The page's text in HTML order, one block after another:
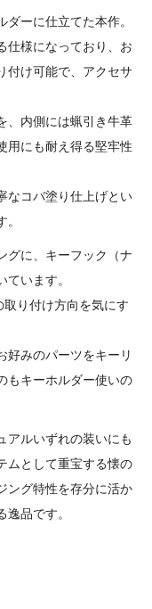
ーに仕立てた本作。
仕様になっており、お
付け可能で、アクセサ
、内側には蝋引き牛革
用にも耐え得る堅牢性
なコバ塗り仕上げとい
グに、キーフック（ナ
います。
り付け方向を気にす
好みのパーツをキーリ
もキーホルダー使いの
アルいずれの装いにも
ムとして重宝する懐の
ング特性を存分に活か
品です。